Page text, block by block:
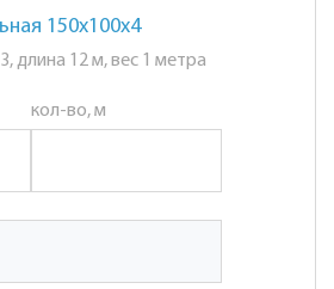
150х100х4
длина 12 м, вес 1 метра
кол-во, м